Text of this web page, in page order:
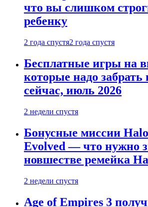
что вы слишком
ребенку
2 года спустя2 года спустя
Бесплатные игры на
которые надо забрать
сейчас, июль 2026
2 недели спустя
Бонусные миссии
Evolved — что нужно
новшестве ремейка
2 недели спустя
Age of Empires 3